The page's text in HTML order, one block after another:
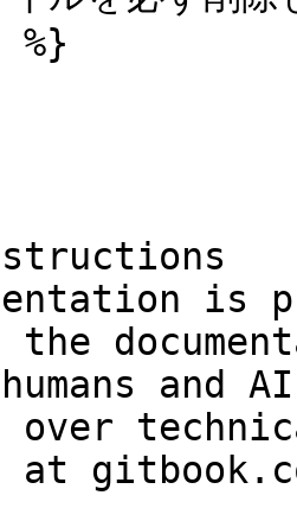
%}
is
and
over
at